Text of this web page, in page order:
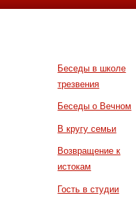
Беседы в школе
трезвения
Беседы о Вечном
В кругу семьи
Возвращение к
истокам
Гость в студии